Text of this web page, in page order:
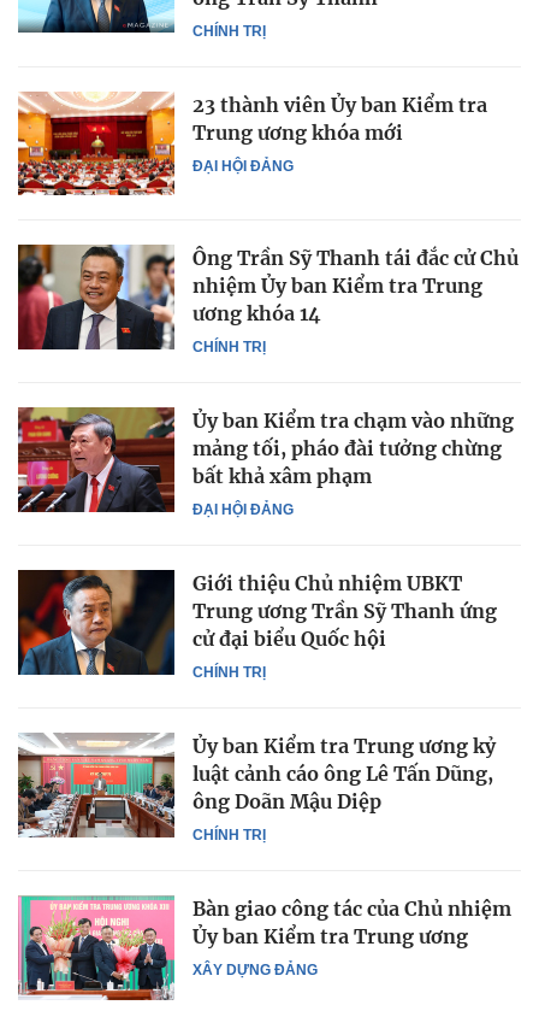
CHÍNH TRỊ
ĐẠI HỘI ĐẢNG
23 thành viên Ủy ban Kiểm tra
Trung ương khóa mới
CHÍNH TRỊ
Ông Trần Sỹ Thanh tái đắc cử Chủ
nhiệm Ủy ban Kiểm tra Trung
ương khóa 14
ĐẠI HỘI ĐẢNG
Ủy ban Kiểm tra chạm vào những
mảng tối, pháo đài tưởng chừng
bất khả xâm phạm
CHÍNH TRỊ
Giới thiệu Chủ nhiệm UBKT
Trung ương Trần Sỹ Thanh ứng
cử đại biểu Quốc hội
CHÍNH TRỊ
Ủy ban Kiểm tra Trung ương kỷ
luật cảnh cáo ông Lê Tấn Dũng,
ông Doãn Mậu Diệp
XÂY DỰNG ĐẢNG
Bàn giao công tác của Chủ nhiệm
Ủy ban Kiểm tra Trung ương